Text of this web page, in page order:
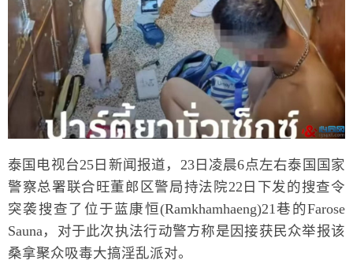
泰国电视台25日新闻报道，23日凌晨6点左右泰国国家
警察总署联合旺董郎区警局持法院22日下发的搜查令
突袭搜查了位于蓝康恒(Ramkhamhaeng)21巷的Farose
Sauna，对于此次执法行动警方称是因接获民众举报该
桑拿聚众吸毒大搞淫乱派对。